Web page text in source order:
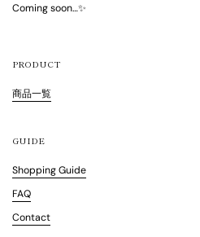
Coming soon…✨
PRODUCT
商品一覧
GUIDE
Shopping Guide
FAQ
Contact